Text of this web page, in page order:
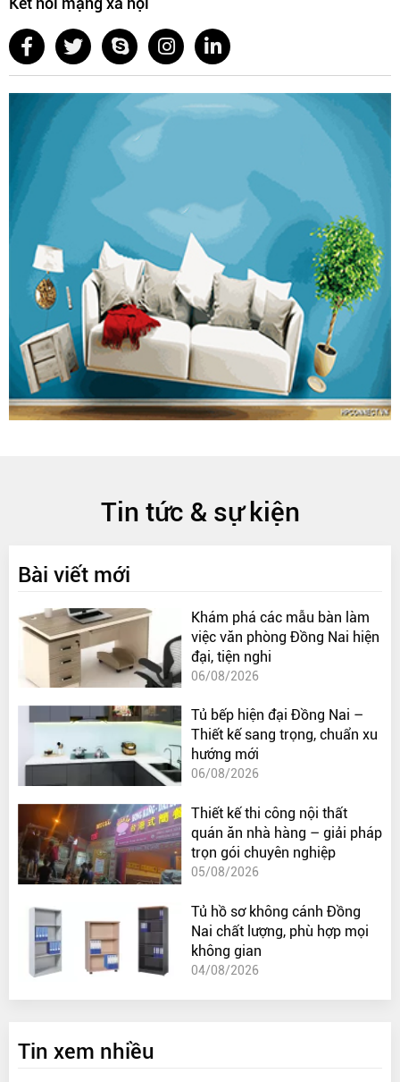
Tin tức & sự kiện
Bài viết mới
Khám phá các mẫu bàn làm
việc văn phòng Đồng Nai hiện
đại, tiện nghi
06/08/2026
Tủ bếp hiện đại Đồng Nai –
Thiết kế sang trọng, chuẩn xu
hướng mới
06/08/2026
Thiết kế thi công nội thất
quán ăn nhà hàng – giải pháp
trọn gói chuyên nghiệp
05/08/2026
Tủ hồ sơ không cánh Đồng
Nai chất lượng, phù hợp mọi
không gian
04/08/2026
Tin xem nhiều